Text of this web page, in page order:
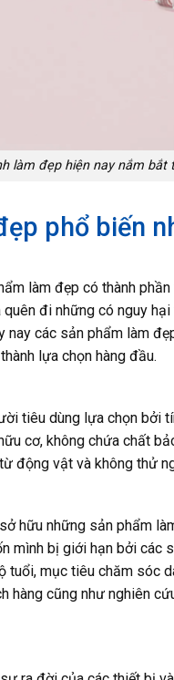
làm đẹp hiện nay nắm bắt
phổ biến
làm đẹp có thành
đi những có nguy
nay các sản phẩm làm
lựa chọn hàng đầu.
tiêu dùng lựa chọn bởi
cơ, không chứa chất
động vật và không thử
hữu những sản phẩm
mình bị giới hạn bởi các
mục tiêu chăm sóc
hàng cũng như nghiên